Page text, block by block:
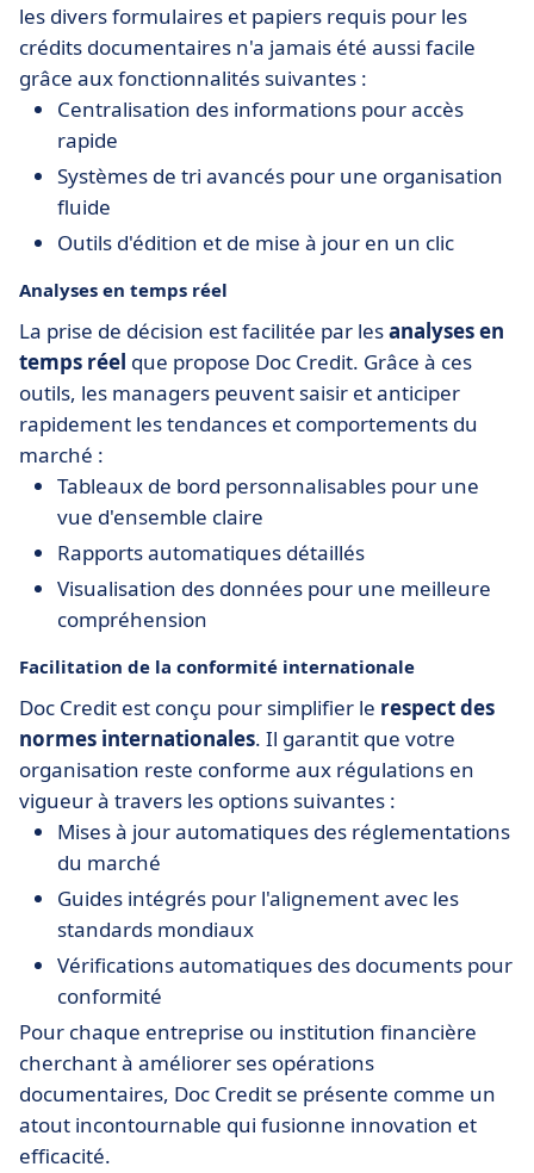
les divers formulaires et papiers requis pour les
crédits documentaires n'a jamais été aussi facile
grâce aux fonctionnalités suivantes :
Centralisation des informations pour accès
rapide
Systèmes de tri avancés pour une organisation
fluide
Outils d'édition et de mise à jour en un clic
Analyses en temps réel
La prise de décision est facilitée par lesanalyses en
temps réel que propose Doc Credit. Grâce à ces
outils, les managers peuvent saisir et anticiper
rapidement les tendances et comportements du
marché :
Tableaux de bord personnalisables pour une
vue d'ensemble claire
Rapports automatiques détaillés
Visualisation des données pour une meilleure
compréhension
Facilitation de la conformité internationale
Doc Credit est conçu pour simplifier le respect des
normes internationales. Il garantit que votre
organisation reste conforme aux régulations en
vigueur à travers les options suivantes :
Mises à jour automatiques des réglementations
du marché
Guides intégrés pour l'alignement avec les
standards mondiaux
Vérifications automatiques des documents pour
conformité
Pour chaque entreprise ou institution financière
cherchant à améliorer ses opérations
documentaires, Doc Credit se présente comme un
atout incontournable qui fusionne innovation et
efficacité.